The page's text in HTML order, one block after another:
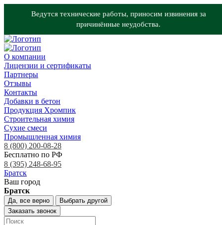
Ведутся технические работы, приносим извинения за
причинённые неудобства.
О компании
Лицензии и сертификаты
Партнеры
Отзывы
Контакты
Добавки в бетон
Продукция Хромпик
Строительная химия
Сухие смеси
Промышленная химия
8 (800) 200-08-28
Бесплатно по РФ
8 (395) 248-68-95
Братск
Ваш город
Братск
Да, все верно
Выбрать другой
Заказать звонок